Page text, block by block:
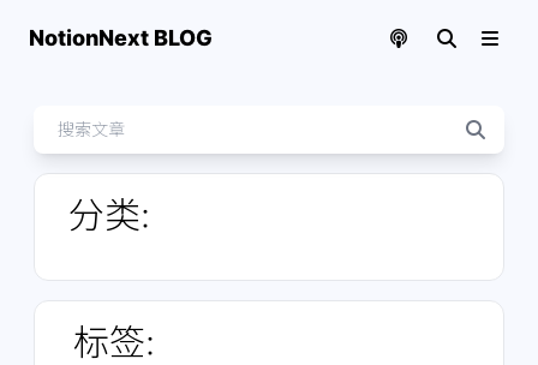
NotionNext BLOG
分类:
标签: